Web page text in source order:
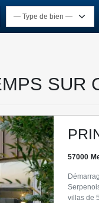
SUR
57000
villas de